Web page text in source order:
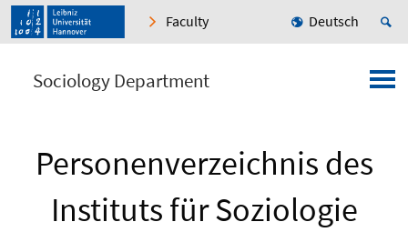
Faculty Deutsch
Sociology Department
Personenverzeichnis des
Instituts für Soziologie